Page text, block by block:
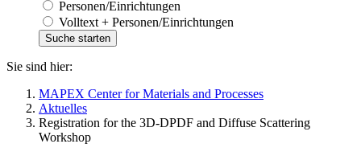
Personen/Einrichtungen
Volltext + Personen/Einrichtungen
Sie sind hier:
MAPEX Center for Materials and Processes
Aktuelles
Registration for the 3D-DPDF and Diffuse Scattering
Workshop